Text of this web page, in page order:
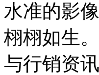
水准的影
栩栩如生
与行销资